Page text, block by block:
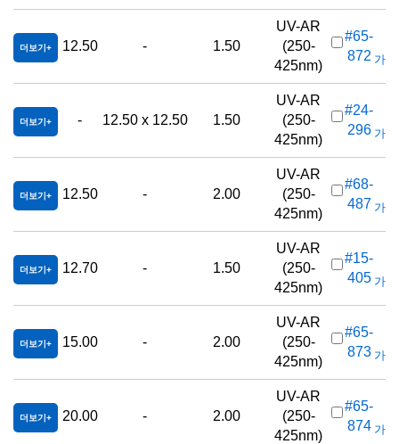
더보기 12.50 - 1.50
UV-AR
(250-
425nm)
#65-
872 가
더보기 - 12.50 x 12.50 1.50
UV-AR
(250-
425nm)
#24-
296 가
더보기 12.50 - 2.00
UV-AR
(250-
425nm)
#68-
487 가
더보기 12.70 - 1.50
UV-AR
(250-
425nm)
#15-
405 가
더보기 15.00 - 2.00
UV-AR
(250-
425nm)
#65-
873 가
더보기 20.00 - 2.00
UV-AR
(250-
425nm)
#65-
874 가